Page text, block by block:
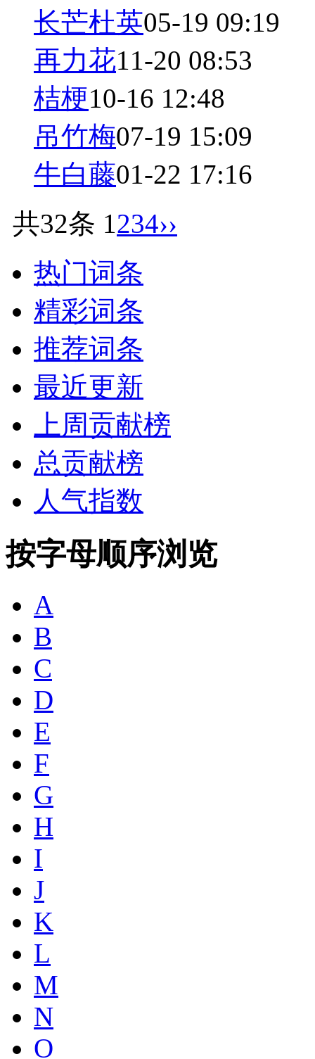
长芒杜英05-19 09:19
再力花11-20 08:53
桔梗10-16 12:48
吊竹梅07-19 15:09
牛白藤01-22 17:16
共32条 1234››
热门词条
精彩词条
推荐词条
最近更新
上周贡献榜
总贡献榜
人气指数
按字母顺序浏览
A
B
C
D
E
F
G
H
I
J
K
L
M
N
O